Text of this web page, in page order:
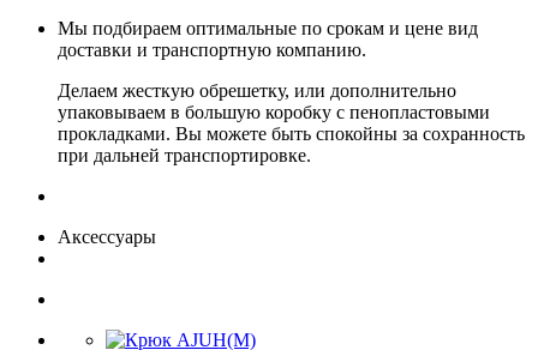
Мы подбираем оптимальные по срокам и цене вид
доставки и транспортную компанию.
Делаем жесткую обрешетку, или дополнительно
упаковываем в большую коробку с пенопластовыми
прокладками. Вы можете быть спокойны за сохранность
при дальней транспортировке.
Аксессуары